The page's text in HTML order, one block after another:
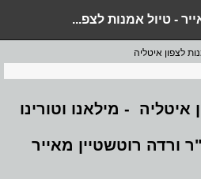
- טיול אמנות לצפ...
לצפון איטליה
- מילאנו וטורינו
ורדה רוטשטיין מאייר